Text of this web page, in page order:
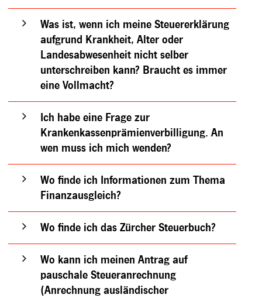
Was ist, wenn ich meine Steuererklärung
aufgrund Krankheit, Alter oder
Landesabwesenheit nicht selber
unterschreiben kann? Braucht es immer
eine Vollmacht?
Ich habe eine Frage zur
Krankenkassenprämienverbilligung. An
wen muss ich mich wenden?
Wo finde ich Informationen zum Thema
Finanzausgleich?
Wo finde ich das Zürcher Steuerbuch?
Wo kann ich meinen Antrag auf
pauschale Steueranrechnung
(Anrechnung ausländischer